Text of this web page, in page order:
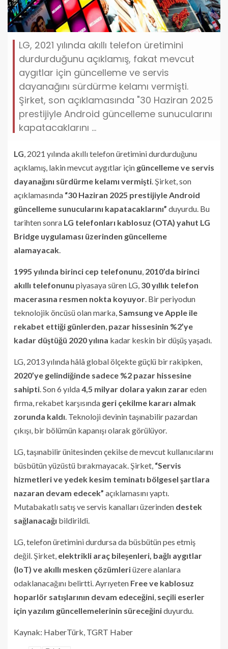
LG, 2021 yılında akıllı telefon üretimini
durdurduğunu açıklamış, fakat mevcut
aygıtlar için güncelleme ve servis
dayanağını sürdürme kelamı vermişti.
Şirket, son açıklamasında "30 Haziran 2025
prestijiyle Android güncelleme sunucularını
kapatacaklarını ...
LG, 2021 yılında akıllı telefon üretimini durdurduğunu
açıklamış, lakin mevcut aygıtlar için güncelleme ve servis
dayanağını sürdürme kelamı vermişti. Şirket, son
açıklamasında “30 Haziran 2025 prestijiyle Android
güncelleme sunucularını kapatacaklarını” duyurdu. Bu
tarihten sonra LG telefonları kablosuz (OTA) yahut LG
Bridge uygulaması üzerinden güncelleme
alamayacak.
1995 yılında birinci cep telefonunu, 2010’da birinci
akıllı telefonunu piyasaya süren LG, 30 yıllık telefon
macerasına resmen nokta koyuyor. Bir periyodun
teknolojik öncüsü olan marka,Samsung ve Apple ile
rekabet ettiği günlerden, pazar hissesinin %2’ye
kadar düştüğü 2020 yılına kadar keskin bir düşüş yaşadı.
LG, 2013 yılında hâlâ global ölçekte güçlü bir rakipken,
2020’ye gelindiğinde sadece %2 pazar hissesine
sahipti. Son 6 yılda4,5 milyar dolara yakın zarareden
firma, rekabet karşısında geri çekilme kararı almak
zorunda kaldı. Teknoloji devinin taşınabilir pazardan
çıkışı, bir bölümün kapanışı olarak görülüyor.
LG, taşınabilir ünitesinden çekilse de mevcut kullanıcılarını
büsbütün yüzüstü bırakmayacak. Şirket, “Servis
hizmetleri ve yedek kesim teminatı bölgesel şartlara
nazaran devam edecek” açıklamasını yaptı.
Mutabakatlı satış ve servis kanalları üzerinden destek
sağlanacağı bildirildi.
LG, telefon üretimini durdursa da büsbütün pes etmiş
değil. Şirket, elektrikli araç bileşenleri, bağlı aygıtlar
(IoT) ve akıllı mesken çözümleriüzere alanlara
odaklanacağını belirtti. Ayrıyeten Free ve kablosuz
hoparlör satışlarının devam edeceğini, seçili eserler
için yazılım güncellemelerinin süreceğiniduyurdu.
Kaynak: HaberTürk, TGRT Haber